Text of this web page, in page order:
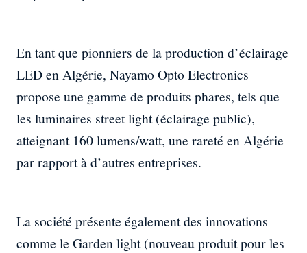
En tant que pionniers de la production d’éclairage
LED en Algérie, Nayamo Opto Electronics
propose une gamme de produits phares, tels que
les luminaires street light (éclairage public),
atteignant 160 lumens/watt, une rareté en Algérie
par rapport à d’autres entreprises.
La société présente également des innovations
comme le Garden light (nouveau produit pour les